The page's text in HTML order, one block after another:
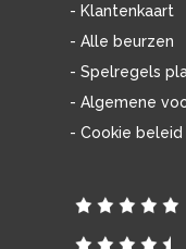
- Klantenkaart
- Alle beurzen
- Spelregels
- Algemene
- Cookie beleid